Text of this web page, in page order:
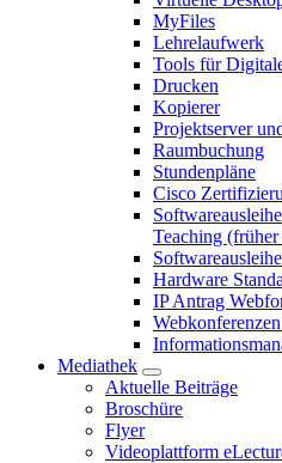
MyFiles
Lehrelaufwerk
Tools für
Drucken
Kopierer
Projektserver
Raumbuchung
Stundenpläne
Cisco
Teaching
Hardware
IP Antrag
Mediathek
Aktuelle Beiträge
Broschüre
Flyer
Videoplattform